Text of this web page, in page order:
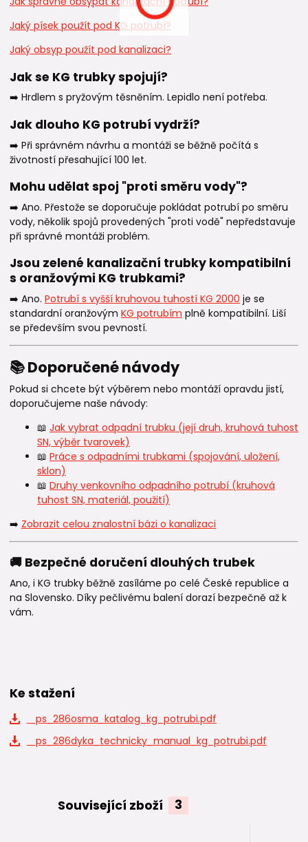
Jaký písek použít pod KG potrubí?
Jaký obsyp použít pod kanalizaci?
Jak se KG trubky spojují?
➡️ Hrdlem s pryžovým těsněním. Lepidlo není potřeba.
Jak dlouho KG potrubí vydrží?
➡️ Při správném návrhu a montáži se běžně počítá s
životností přesahující 100 let.
Mohu udělat spoj "proti směru vody"?
➡️ Ano. Přestože se doporučuje pokládat potrubí po směru
vody, několik spojů provedených "proti vodě" nepředstavuje
při správné montáži problém.
Jsou zelené kanalizační trubky kompatibilní
s oranžovými KG trubkami?
➡️ Ano. Potrubí s vyšší kruhovou tuhostí KG 2000 je se
standardní oranžovým KG potrubím plně kompatibilní. Liší
se především svou pevností.
📚 Doporučené návody
Pokud si chcete být výběrem nebo montáží opravdu jistí,
doporučujeme naše návody:
📖 Jak vybrat odpadní trubku (její druh, kruhová tuhost
SN, výběr tvarovek)
📖 Práce s odpadními trubkami (spojování, uložení,
sklon)
📖 Druhy venkovního odpadního potrubí (kruhová
tuhost SN, materiál, použití)
➡️ Zobrazit celou znalostní bázi o kanalizaci
🚚 Bezpečné doručení dlouhých trubek
Ano, i KG trubky běžně zasíláme po celé České republice a
na Slovensko. Díky pečlivému balení dorazí bezpečně až k
vám.
Ke stažení
_ps_286osma_katalog_kg_potrubi.pdf
_ps_286dyka_technicky_manual_kg_potrubi.pdf
Související zboží 3